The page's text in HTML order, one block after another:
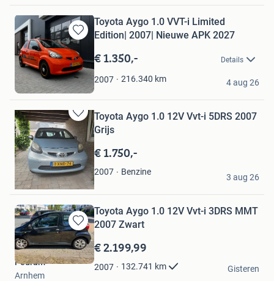
Bewaren
in
Mijn
Favorieten
Toyota Aygo 1.0 VVT-i Limited
Edition| 2007| Nieuwe APK 2027
€ 1.350,- Details
2007 216.340 km
Wierden
4 aug 26
Bewaren
in
Mijn
Favorieten
Toyota Aygo 1.0 12V Vvt-i 5DRS 2007
Grijs
€ 1.750,-
2007 Benzine
J.Lamers
Venray
3 aug 26
Bewaren
in
Mijn
Favorieten
Toyota Aygo 1.0 12V Vvt-i 3DRS MMT
2007 Zwart
€ 2.199,99
2007 132.741 km
Pedram
Arnhem
Gisteren